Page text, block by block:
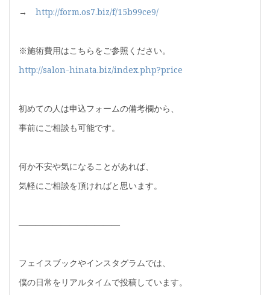
→ http://form.os7.biz/f/15b99ce9/
※施術費用はこちらをご参照ください。
http://salon-hinata.biz/index.php?price
初めての人は申込フォームの備考欄から、
事前にご相談も可能です。
何か不安や気になることがあれば、
気軽にご相談を頂ければと思います。
————————————
フェイスブックやインスタグラムでは、
僕の日常をリアルタイムで投稿しています。